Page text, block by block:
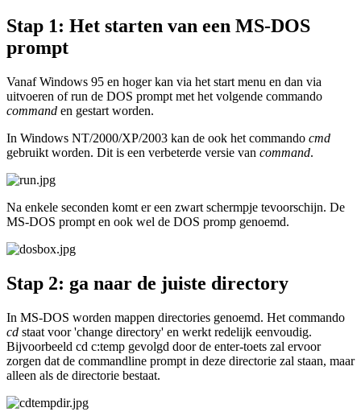
Stap 1: Het starten van een MS-DOS
prompt
Vanaf Windows 95 en hoger kan via het start menu en dan via
uitvoeren of run de DOS prompt met het volgende commando
command en gestart worden.
In Windows NT/2000/XP/2003 kan de ook het commando cmd
gebruikt worden. Dit is een verbeterde versie van command.
Na enkele seconden komt er een zwart schermpje tevoorschijn. De
MS-DOS prompt en ook wel de DOS promp genoemd.
Stap 2: ga naar de juiste directory
In MS-DOS worden mappen directories genoemd. Het commando
cd staat voor 'change directory' en werkt redelijk eenvoudig.
Bijvoorbeeld cd c:temp gevolgd door de enter-toets zal ervoor
zorgen dat de commandline prompt in deze directorie zal staan, maar
alleen als de directorie bestaat.